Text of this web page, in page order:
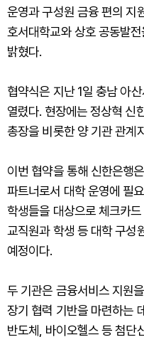
운영과 구성원 금융 편의 지
호서대학교와 상호 공동발
밝혔다.
협약식은 지난 1일 충남 아
열렸다. 현장에는 정상혁 신
총장을 비롯한 양 기관 관계
이번 협약을 통해 신한은행
파트너로서 대학 운영에 필
학생들을 대상으로 체크카
교직원과 학생 등 대학 구성
예정이다.
두 기관은 금융서비스 지원
장기 협력 기반을 마련하는
반도체, 바이오헬스 등 첨단